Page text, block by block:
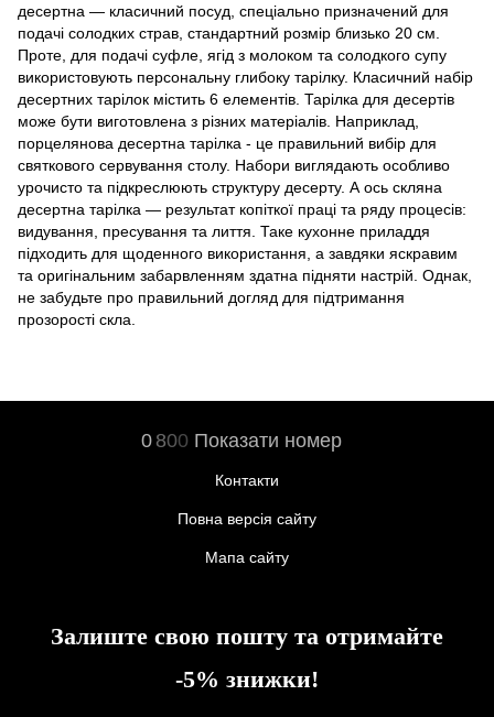
десертна — класичний посуд, спеціально призначений для
подачі солодких страв , стандартний розмір близько 20 см.
Проте для подачі суфле, ягід з молоком та солодкого супу
використовують персональну глибоку тарілку. Класичний набір
десертних тарілок містить 6 елементів. Тарілка для десертів
може бути виготовлена з різних матеріалів . Наприклад,
порцелянова десертна тарілка - це правильний вибір для
святкового сервування столу. Набори виглядають особливо
урочисто та підкреслюють структуру десерту. А ось скляна
десертна тарілка — результат копіткої праці та ряду процесів:
видування, пресування та лиття. Таке кухонне приладдя
підходить для щоденного використання, а завдяки яскравим
та оригінальним забарвленням здатна підняти настрій. Однак
не забудьте про правильний догляд для підтримання
прозорості скла.
0 800 Показати номер
Контакти
Повна версія сайту
Мапа сайту
Залиште свою пошту та отримайте
-5% знижки!